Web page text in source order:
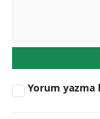
Yorum yazma